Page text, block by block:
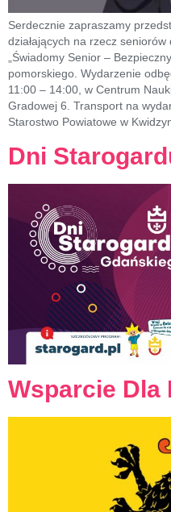
Serdecznie zapraszamy
działających na rzecz
„Świadomy Senior –
pomorskiego. Wydarzenie
11:00 – 14:00, w Centrum
Gradowej 6. Transport na
Starostwo Powiatowe w
Dni
Wsparcie Dla